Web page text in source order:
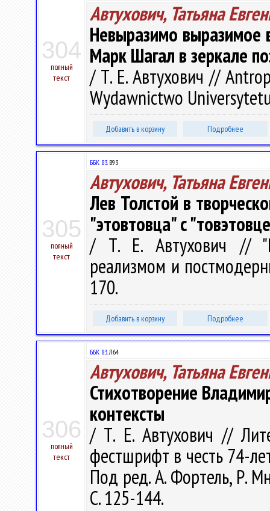
304
полный
текст
Автухович, Татьяна
Невыразимо выразимое
Марк Шагал в зеркале
/ Т. Е. Автухович //
Wydawnictwo
Добавить в корзину Подробнее
305
полный
текст
ББК 83.В93
Автухович, Татьяна
Лев Толстой в
"этовтовца" с
/ Т. Е. Автухович //
реализмом и
170.
Добавить в корзину Подробнее
306
полный
текст
ББК 83.Л64
Автухович, Татьяна
Стихотворение
контексты
/ Т. Е. Автухович //
фестшрифт в честь 74-
Под ред. А. Фортель, Р.
С. 125-144.